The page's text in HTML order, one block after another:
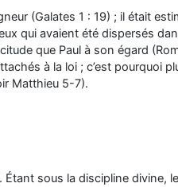
(Galates 1 : 19) ; il était
qui avaient été dispersés
que Paul à son égard
à la loi ; c’est pourquoi
Matthieu 5-7).
Étant sous la discipline